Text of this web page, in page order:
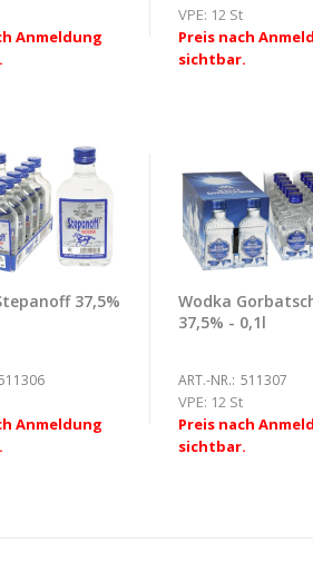
Anmeldung
VPE: 12 St
Preis nach
sichtbar.
37,5%
Anmeldung
Wodka
37,5% - 0,1l
ART.-NR.: 511307
VPE: 12 St
Preis nach
sichtbar.